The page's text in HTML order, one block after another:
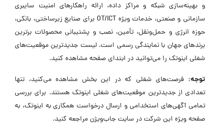
و بهینه‌سازی شبکه و مراکز داده، ارائه راهکارهای امنیت سایبری
سازمانی و صنعتی، خدمات ویژه OT/ICT برای صنایع زیرساختی، بانکی،
حوزه انرژی و حمل‌ونقل، تأمین، نصب و پشتیبانی محصولات برترین
برندهای جهان با نمایندگی رسمی است. لیست جدیدترین موقعیت‌های
شغلی اینوتک را می‌توانید در ابتدای صفحه مشاهده کنید.
توجه: فرصت‌های شغلی که در این بخش مشاهده می‌کنید، تنها
تعدادی از جدیدترین موقعیت‌های شغلی اینوتک هستند. برای بررسی
تمامی آگهی‌های استخدامی و ارسال درخواست همکاری به اینوتک، به
صفحه ویژه این شرکت در سایت جاب‌ویژن مراجعه کنید.